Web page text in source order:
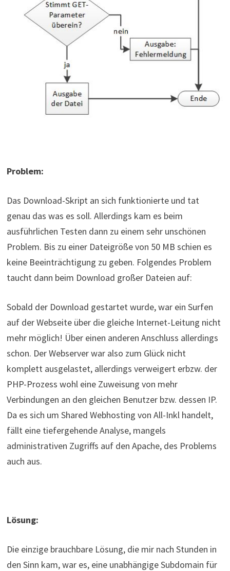
Problem:
Das Download-Skript an sich funktionierte und tat
genau das was es soll. Allerdings kam es beim
ausführlichen Testen dann zu einem sehr unschönen
Problem. Bis zu einer Dateigröße von 50 MB schien es
keine Beeinträchtigung zu geben. Folgendes Problem
taucht dann beim Download großer Dateien auf:
Sobald der Download gestartet wurde, war ein Surfen
auf der Webseite über die gleiche Internet-Leitung nicht
mehr möglich! Über einen anderen Anschluss allerdings
schon. Der Webserver war also zum Glück nicht
komplett ausgelastet, allerdings verweigert erbzw. der
PHP-Prozess wohl eine Zuweisung von mehr
Verbindungen an den gleichen Benutzer bzw. dessen IP.
Da es sich um Shared Webhosting von All-Inkl handelt,
fällt eine tiefergehende Analyse, mangels
administrativen Zugriffs auf den Apache, des Problems
auch aus.
Lösung:
Die einzige brauchbare Lösung, die mir nach Stunden in
den Sinn kam, war es, eine unabhängige Subdomain für